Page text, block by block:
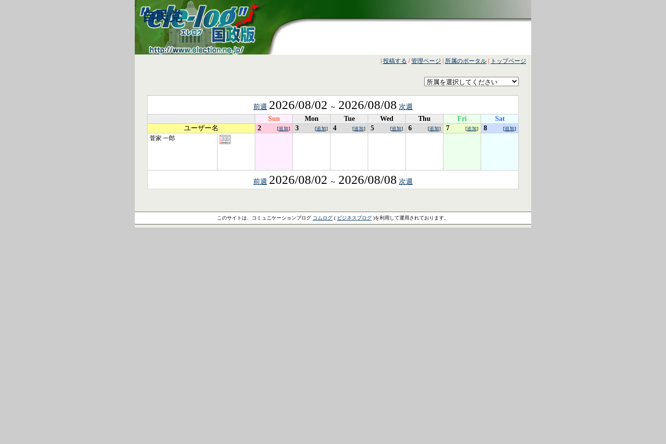
自民党
|投稿する/管理ページ |所属のポータル |トップページ
前週 2026/08/02 ～ 2026/08/08 次週
Sun
Mon Tue Wed Thu Fri
Sat
ユーザー名
2 [追加] 3 [追加] 4 [追加] 5 [追加] 6 [追加] 7 [追加] 8 [追加]
菅家 一郎
前週 2026/08/02 ～ 2026/08/08 次週
このサイトは、コミュニケーションブログ コムログ ( ビジネスブログ )を利用して運用されております。